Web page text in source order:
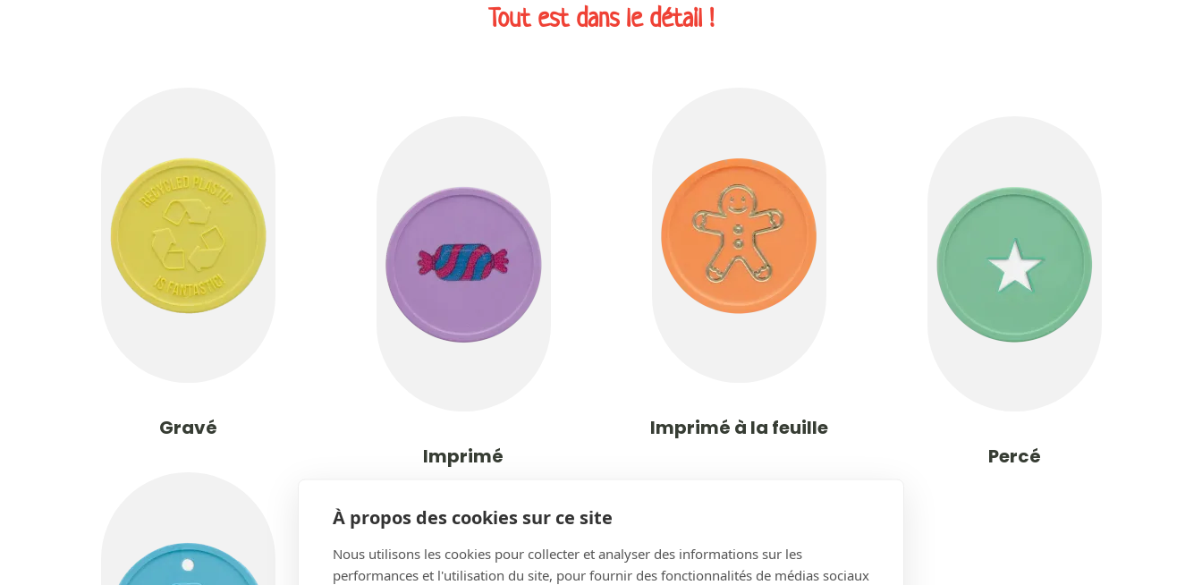
À propos des cookies sur ce site
Nous utilisons les cookies pour collecter et analyser des informations sur les
performances et l'utilisation du site, pour fournir des fonctionnalités de médias sociaux
Tout est dans le détail !
Gravé
Imprimé
Imprimé à la feuille
Percé